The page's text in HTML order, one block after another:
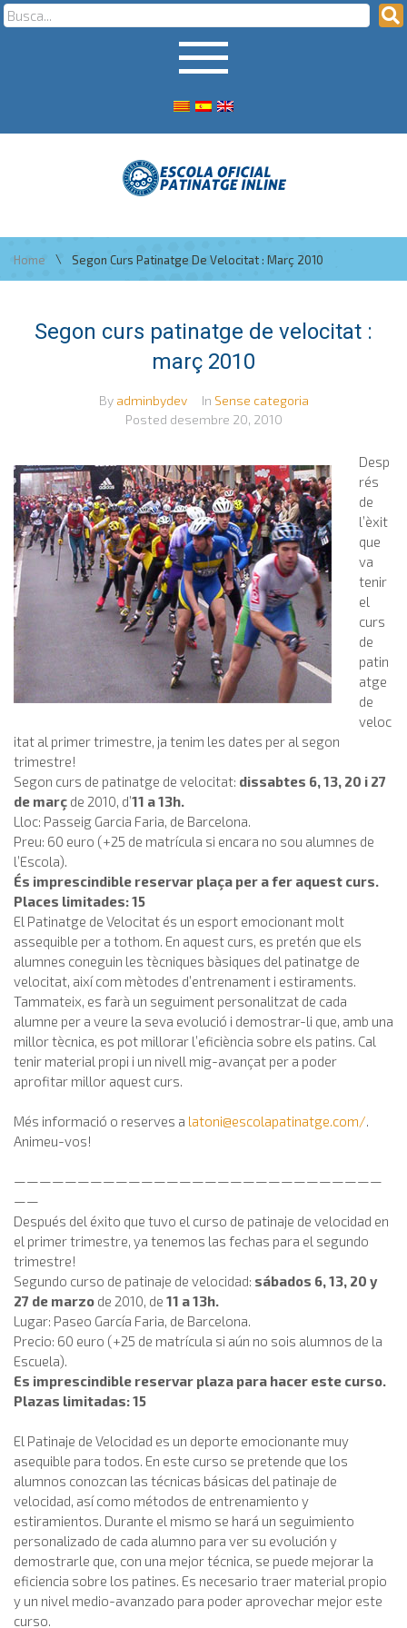
Home \ Segon Curs Patinatge De Velocitat : Març 2010
Segon curs patinatge de velocitat :
març 2010
By adminbydev In Sense categoria
Posted desembre 20, 2010
Desp
rés
de
l’èxit
que
va
tenir
el
curs
de
patin
atge
de
veloc
itat al primer trimestre, ja tenim les dates per al segon
trimestre!
Segon curs de patinatge de velocitat: dissabtes 6, 13, 20 i 27
de març de 2010, d’11 a 13h.
Lloc: Passeig Garcia Faria, de Barcelona.
Preu: 60 euro (+25 de matrícula si encara no sou alumnes de
l’Escola).
És imprescindible reservar plaça per a fer aquest curs.
Places limitades: 15
El Patinatge de Velocitat és un esport emocionant molt
assequible per a tothom. En aquest curs, es pretén que els
alumnes coneguin les tècniques bàsiques del patinatge de
velocitat, així com mètodes d’entrenament i estiraments.
Tammateix, es farà un seguiment personalitzat de cada
alumne per a veure la seva evolució i demostrar-li que, amb una
millor tècnica, es pot millorar l’eficiència sobre els patins. Cal
tenir material propi i un nivell mig-avançat per a poder
aprofitar millor aquest curs.
Més informació o reserves a latoni@escolapatinatge.com/.
Animeu-vos!
—————————————————————————————
——
Después del éxito que tuvo el curso de patinaje de velocidad en
el primer trimestre, ya tenemos las fechas para el segundo
trimestre!
Segundo curso de patinaje de velocidad: sábados 6, 13, 20 y
27 de marzo de 2010, de 11 a 13h.
Lugar: Paseo García Faria, de Barcelona.
Precio: 60 euro (+25 de matrícula si aún no sois alumnos de la
Escuela).
Es imprescindible reservar plaza para hacer este curso.
Plazas limitadas: 15
El Patinaje de Velocidad es un deporte emocionante muy
asequible para todos. En este curso se pretende que los
alumnos conozcan las técnicas básicas del patinaje de
velocidad, así como métodos de entrenamiento y
estiramientos. Durante el mismo se hará un seguimiento
personalizado de cada alumno para ver su evolución y
demostrarle que, con una mejor técnica, se puede mejorar la
eficiencia sobre los patines. Es necesario traer material propio
y un nivel medio-avanzado para poder aprovechar mejor este
curso.